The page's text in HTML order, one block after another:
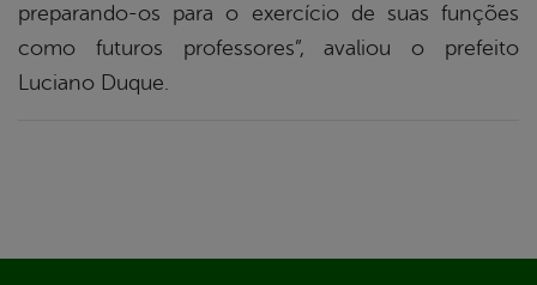
preparando-os para o exercício de suas funções
como futuros professores”, avaliou o prefeito
Luciano Duque.